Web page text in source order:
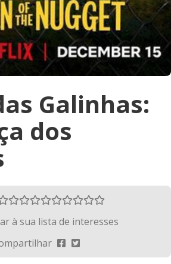
Galinhas:
dos
à sua lista de interesses